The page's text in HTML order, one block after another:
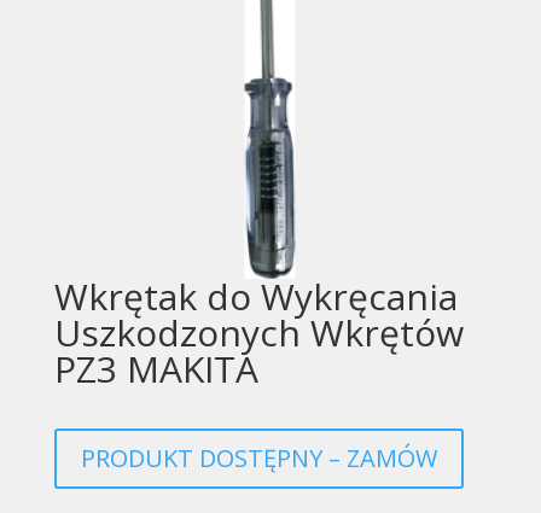
Wkrętak do Wykręcania
Uszkodzonych Wkrętów
PZ3 MAKITA
PRODUKT DOSTĘPNY – ZAMÓW